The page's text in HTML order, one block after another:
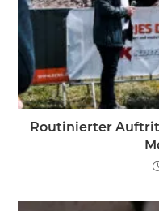
Routinierter